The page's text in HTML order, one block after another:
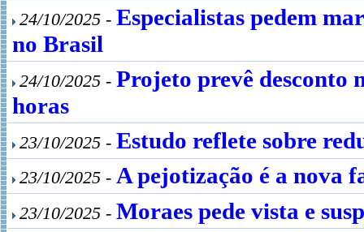
24/10/2025 - Especialistas pedem
no Brasil
24/10/2025 - Projeto prevê desconto
horas
23/10/2025 - Estudo reflete sobre
23/10/2025 - A pejotização é a nova
23/10/2025 - Moraes pede vista e